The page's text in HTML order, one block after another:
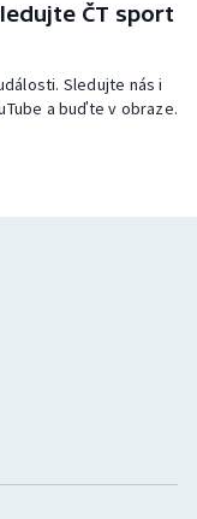
ČT sport
Sledujte nás i
a buďte v obraze.